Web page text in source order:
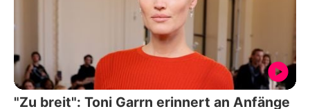
"Zu breit": Toni Garrn erinnert an Anfänge